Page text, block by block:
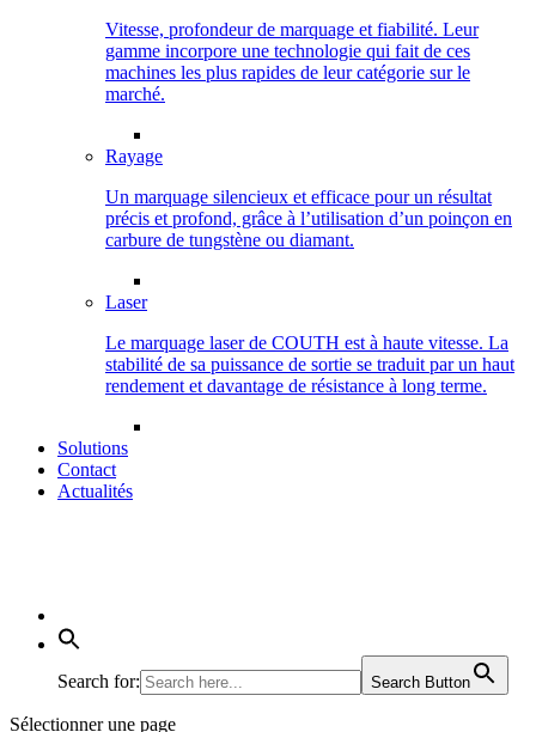
Vitesse, profondeur de marquage et fiabilité. Leur
gamme incorpore une technologie qui fait de ces
machines les plus rapides de leur catégorie sur le
marché.
Rayage
Un marquage silencieux et efficace pour un résultat
précis et profond, grâce à l’utilisation d’un poinçon en
carbure de tungstène ou diamant.
Laser
Le marquage laser de COUTH est à haute vitesse. La
stabilité de sa puissance de sortie se traduit par un haut
rendement et davantage de résistance à long terme.
Solutions
Contact
Actualités
Search for: Search Button
Sélectionner une page